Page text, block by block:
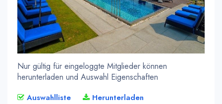
Nur gültig für eingeloggte Mitglieder können
herunterladen und Auswahl Eigenschaften
Auswahlliste
Herunterladen